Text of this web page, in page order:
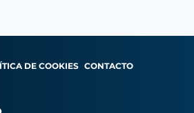
DE COOKIES CONTACTO